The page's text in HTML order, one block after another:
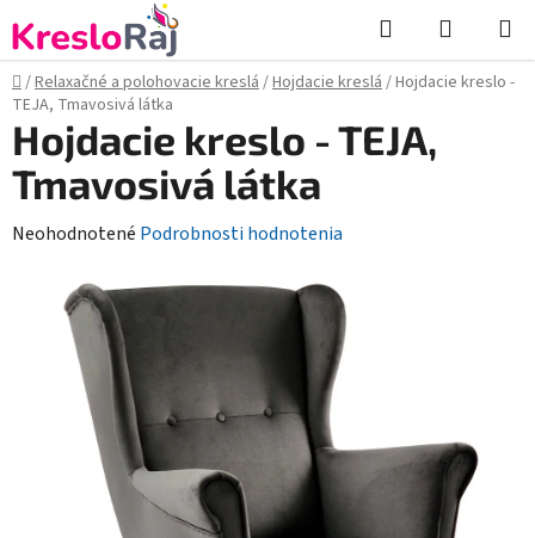
na
obsah
Hľadať
KOŠÍK
Domov
/Relaxačné a polohovacie kreslá/Hojdacie kreslá/Hojdacie kreslo -
TEJA, Tmavosivá látka
Hojdacie kreslo - TEJA,
Tmavosivá látka
Priemerné
produktu
hviezdičiek.
Neohodnotené Podrobnosti hodnotenia